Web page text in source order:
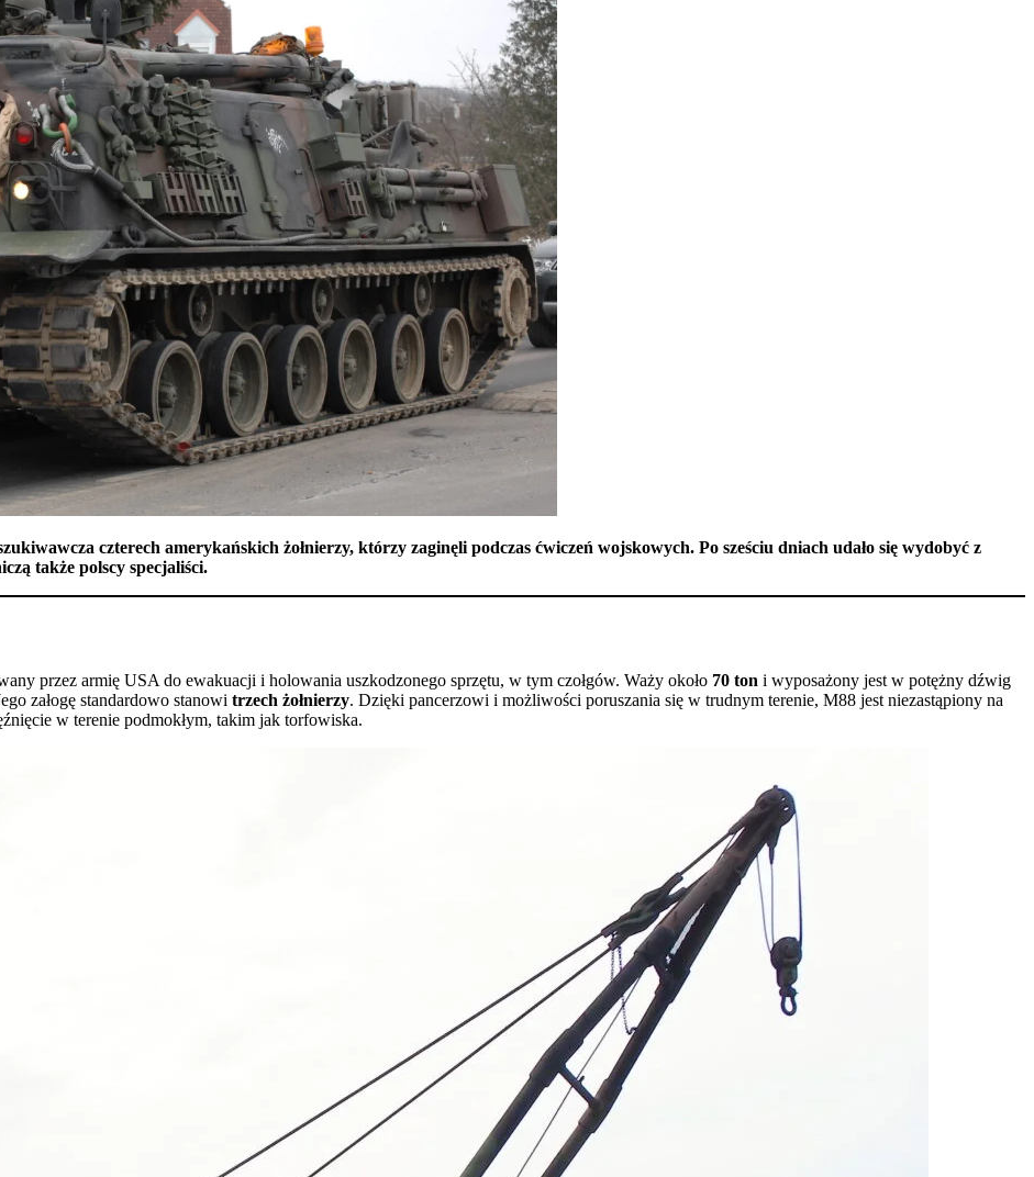
czterech amerykańskich żołnierzy, którzy zaginęli podczas ćwiczeń wojskowych. Po sześciu dniach udało się wydobyć z
także polscy specjaliści.
przez armię USA do ewakuacji i holowania uszkodzonego sprzętu, w tym czołgów. Waży około 70 ton i wyposażony jest w potężny dźwig
załogę standardowo stanowi trzech żołnierzy. Dzięki pancerzowi i możliwości poruszania się w trudnym terenie, M88 jest niezastąpiony na
w terenie podmokłym, takim jak torfowiska.